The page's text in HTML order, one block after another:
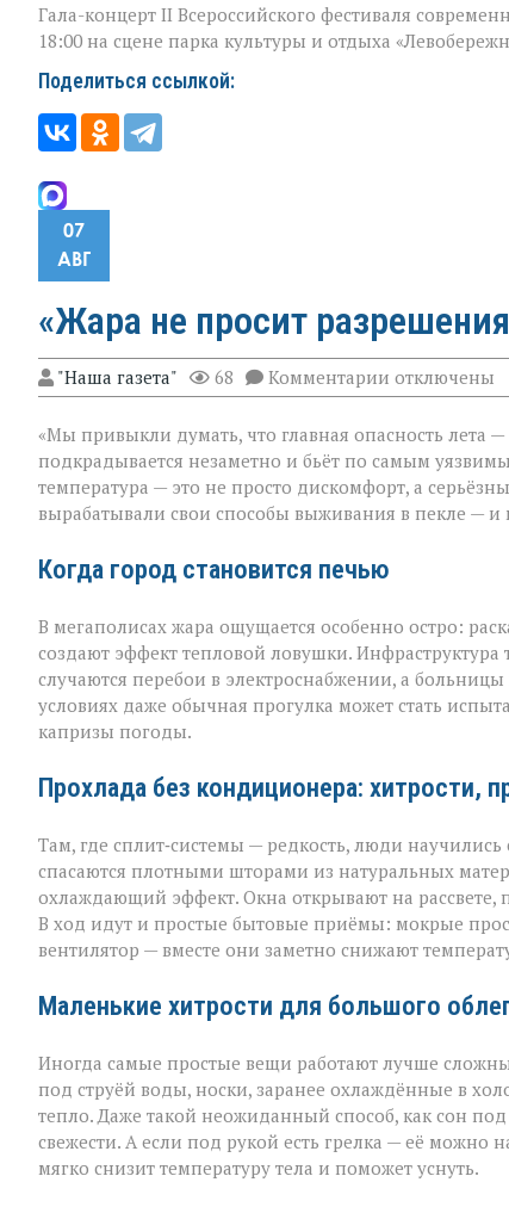
Гала-концерт II Всероссийского фестиваля
18:00 на сцене парка культуры и отдыха
Поделиться ссылкой:
07
АВГ
«Жара не просит
"Наша газета" 68 Комментарии к
записи
не
просит
разрешения
просто
приходит»
отключены
«Мы привыкли думать, что главная опасность лета
подкрадывается незаметно и бьёт по самым
температура — это не просто дискомфорт, а
вырабатывали свои способы выживания в пекле —
Когда город становится печью
В мегаполисах жара ощущается особенно остро:
создают эффект тепловой ловушки.
случаются перебои в электроснабжении, а
условиях даже обычная прогулка может стать
капризы погоды.
Прохлада без кондиционера: хитрости,
Там, где сплит‑системы — редкость, люди
спасаются плотными шторами из натуральных
охлаждающий эффект. Окна открывают на рассвете,
В ход идут и простые бытовые приёмы: мокрые
вентилятор — вместе они заметно снижают
Маленькие хитрости для большого
Иногда самые простые вещи работают лучше
под струёй воды, носки, заранее охлаждённые в
тепло. Даже такой неожиданный способ, как сон
свежести. А если под рукой есть грелка — её
мягко снизит температуру тела и поможет уснуть.